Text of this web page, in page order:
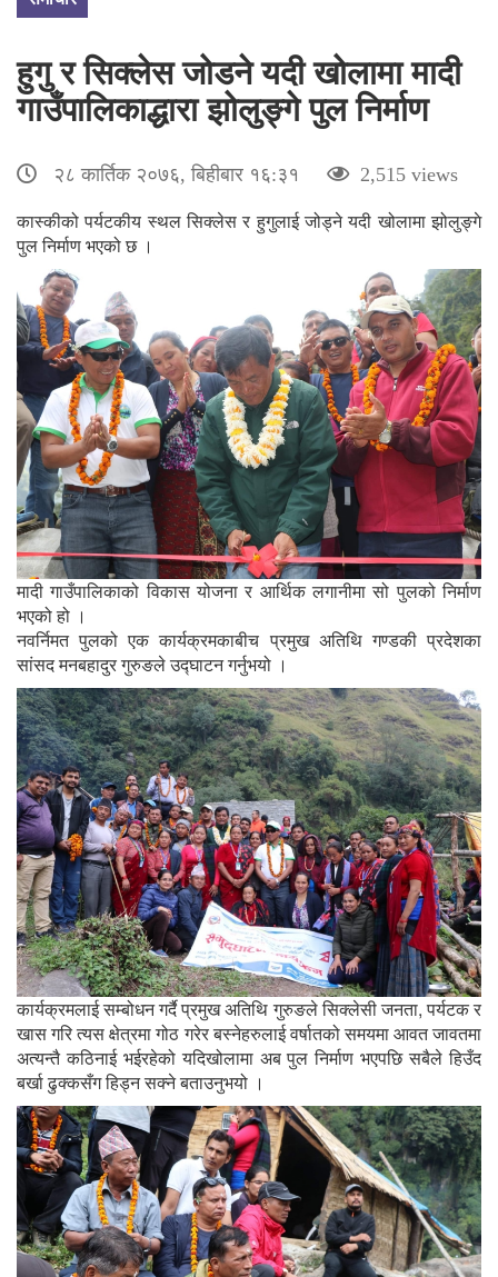
हुगु र सिक्लेस जोडने यदी खोलामा मादी
गाउँपालिकाद्धारा झोलुङ्गे पुल निर्माण
२८ कार्तिक २०७६, बिहीबार १६:३१ 2,515 views
कास्कीको पर्यटकीय स्थल सिक्लेस र हुगुलाई जोड्ने यदी खोलामा झोलुङ्गे
पुल निर्माण भएको छ ।
मादी गाउँपालिकाको विकास योजना र आर्थिक लगानीमा सो पुलको निर्माण
भएको हो ।
नवर्निमत पुलको एक कार्यक्रमकाबीच प्रमुख अतिथि गण्डकी प्रदेशका
सांसद मनबहादुर गुरुङले उद्घाटन गर्नुभयो ।
कार्यक्रमलाई सम्बोधन गर्दै प्रमुख अतिथि गुरुङले सिक्लेसी जनता, पर्यटक र
खास गरि त्यस क्षेत्रमा गोठ गरेर बस्नेहरुलाई वर्षातको समयमा आवत जावतमा
अत्यन्तै कठिनाई भईरहेको यदिखोलामा अब पुल निर्माण भएपछि सबैले हिउँद
बर्खा ढुक्कसँग हिड्न सक्ने बताउनुभयो ।